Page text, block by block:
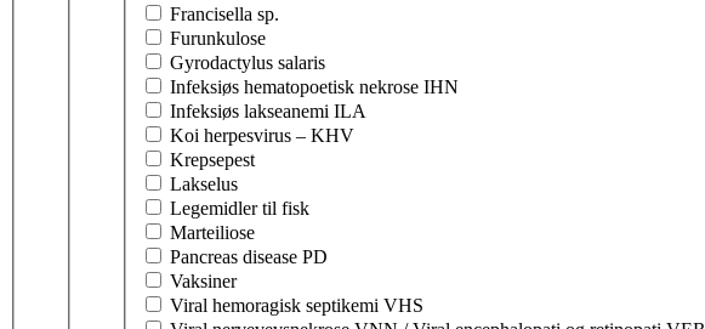
Francisella sp.
Furunkulose
Gyrodactylus salaris
Infeksiøs hematopoetisk nekrose IHN
Infeksiøs lakseanemi ILA
Koi herpesvirus – KHV
Krepsepest
Lakselus
Legemidler til fisk
Marteiliose
Pancreas disease PD
Vaksiner
Viral hemoragisk septikemi VHS